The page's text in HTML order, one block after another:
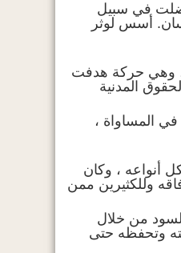
في سبيل
أسس لوثر
، وهي حركة هدفت
المدنية
في المساواة ،
أنواعه ، وكان
وللكثيرين ممن
من خلال
وتحفظه حتى